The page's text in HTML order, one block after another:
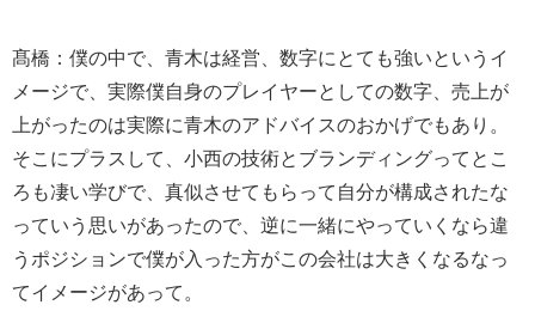
髙橋：僕の中で、青木は経営、数字にとても強いというイ
メージで、実際僕自身のプレイヤーとしての数字、売上が
上がったのは実際に青木のアドバイスのおかげでもあり。
そこにプラスして、小西の技術とブランディングってとこ
ろも凄い学びで、真似させてもらって自分が構成されたな
っていう思いがあったので、逆に一緒にやっていくなら違
うポジションで僕が入った方がこの会社は大きくなるなっ
てイメージがあって。